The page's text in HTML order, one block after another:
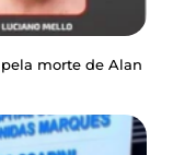
morte de Alan